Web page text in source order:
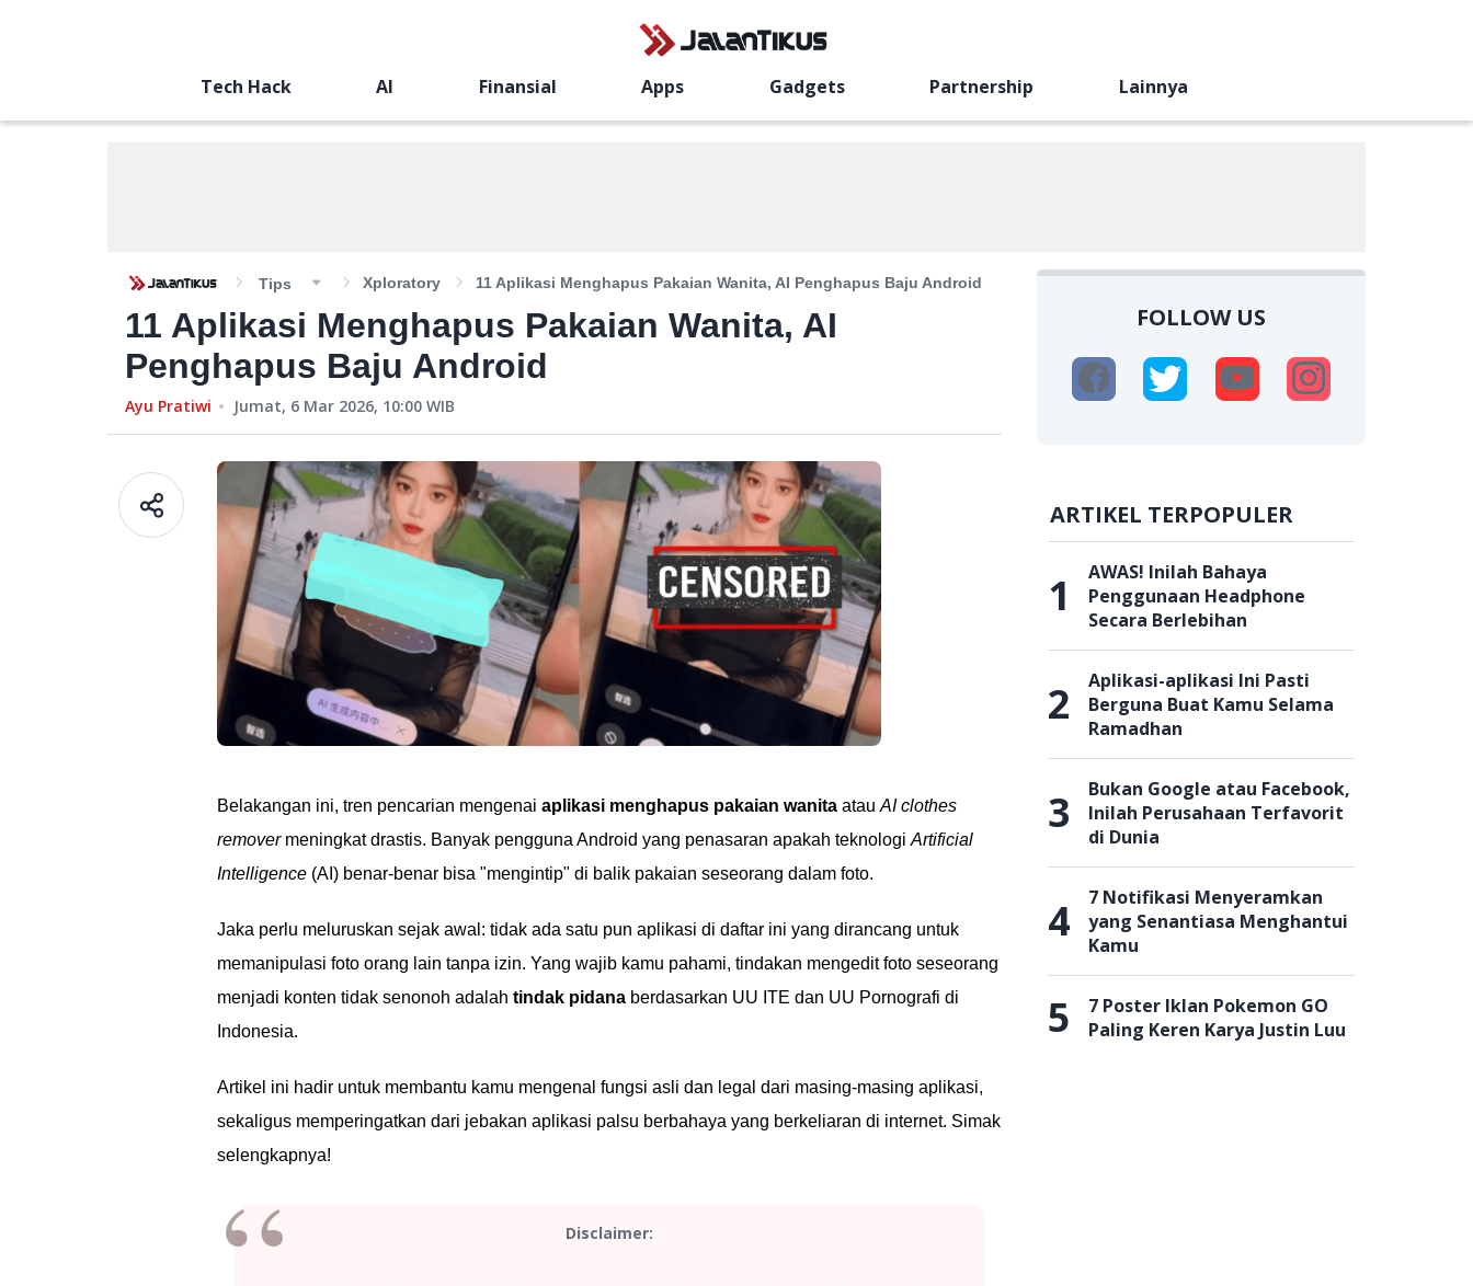
Tech Hack AI Finansial Apps Gadgets Partnership Lainnya
Tips Xploratory 11 Aplikasi Menghapus Pakaian Wanita, AI Penghapus Baju Android
11 Aplikasi Menghapus Pakaian Wanita, AI
Penghapus Baju Android
Ayu Pratiwi Jumat, 6 Mar 2026, 10:00 WIB
Belakangan ini, tren pencarian mengenai aplikasi menghapus pakaian wanita atau AI clothes
removermeningkat drastis. Banyak pengguna Android yang penasaran apakah teknologi Artificial
Intelligence (AI) benar-benar bisa "mengintip" di balik pakaian seseorang dalam foto.
Jaka perlu meluruskan sejak awal: tidak ada satu pun aplikasi di daftar ini yang dirancang untuk
memanipulasi foto orang lain tanpa izin. Yang wajib kamu pahami, tindakan mengedit foto seseorang
menjadi konten tidak senonoh adalah tindak pidana berdasarkan UU ITE dan UU Pornografi di
Indonesia.
Artikel ini hadir untuk membantu kamu mengenal fungsi asli dan legal dari masing-masing aplikasi,
sekaligus memperingatkan dari jebakan aplikasi palsu berbahaya yang berkeliaran di internet. Simak
selengkapnya!
Disclaimer:
FOLLOW US
ARTIKEL TERPOPULER
1
AWAS! Inilah Bahaya
Penggunaan Headphone
Secara Berlebihan
2
Aplikasi-aplikasi Ini Pasti
Berguna Buat Kamu Selama
Ramadhan
3
Bukan Google atau Facebook,
Inilah Perusahaan Terfavorit
di Dunia
4
7 Notifikasi Menyeramkan
yang Senantiasa Menghantui
Kamu
5
7 Poster Iklan Pokemon GO
Paling Keren Karya Justin Luu